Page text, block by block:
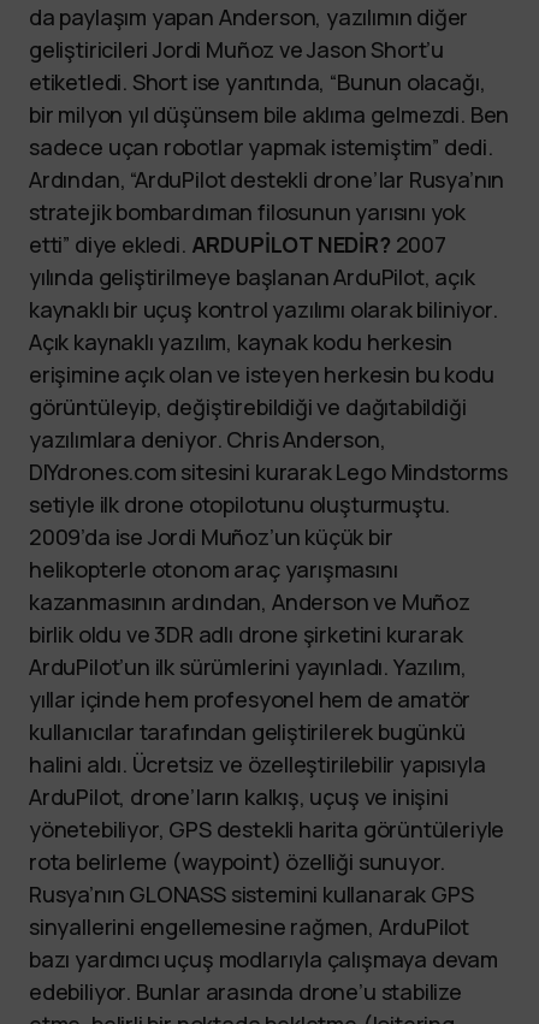
da paylaşım yapan Anderson, yazılımın diğer
geliştiricileri Jordi Muñoz ve Jason Short’u
etiketledi. Short ise yanıtında, “Bunun olacağı,
bir milyon yıl düşünsem bile aklıma gelmezdi. Ben
sadece uçan robotlar yapmak istemiştim” dedi.
Ardından, “ArduPilot destekli drone’lar Rusya’nın
stratejik bombardıman filosunun yarısını yok
etti” diye ekledi. ARDUPİLOT NEDİR? 2007
yılında geliştirilmeye başlanan ArduPilot, açık
kaynaklı bir uçuş kontrol yazılımı olarak biliniyor.
Açık kaynaklı yazılım, kaynak kodu herkesin
erişimine açık olan ve isteyen herkesin bu kodu
görüntüleyip, değiştirebildiği ve dağıtabildiği
yazılımlara deniyor. Chris Anderson,
DIYdrones.com sitesini kurarak Lego Mindstorms
setiyle ilk drone otopilotunu oluşturmuştu.
2009’da ise Jordi Muñoz’un küçük bir
helikopterle otonom araç yarışmasını
kazanmasının ardından, Anderson ve Muñoz
birlik oldu ve 3DR adlı drone şirketini kurarak
ArduPilot’un ilk sürümlerini yayınladı. Yazılım,
yıllar içinde hem profesyonel hem de amatör
kullanıcılar tarafından geliştirilerek bugünkü
halini aldı. Ücretsiz ve özelleştirilebilir yapısıyla
ArduPilot, drone’ların kalkış, uçuş ve inişini
yönetebiliyor, GPS destekli harita görüntüleriyle
rota belirleme (waypoint) özelliği sunuyor.
Rusya’nın GLONASS sistemini kullanarak GPS
sinyallerini engellemesine rağmen, ArduPilot
bazı yardımcı uçuş modlarıyla çalışmaya devam
edebiliyor. Bunlar arasında drone’u stabilize